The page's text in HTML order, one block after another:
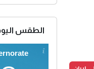
الطقس